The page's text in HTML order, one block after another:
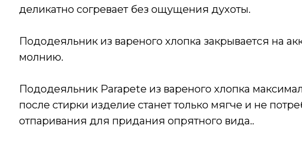
деликатно согревает без ощущения духоты.
Пододеяльник из вареного хлопка закрывается на
молнию.
Пододеяльник Parapete из вареного хлопка
после стирки изделие станет только мягче и не
отпаривания для придания опрятного вида..